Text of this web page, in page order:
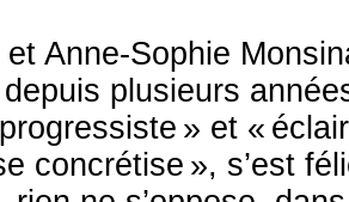
Anne-Sophie
plusieurs
» et «
concrétise », s’est